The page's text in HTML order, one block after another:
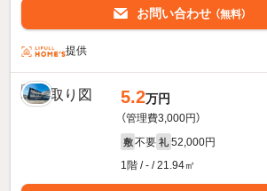
お問い合わせ （無料）
提供
5.2万円
（管理費3,000円）
敷 不要 礼 52,000円
1階 / - / 21.94㎡